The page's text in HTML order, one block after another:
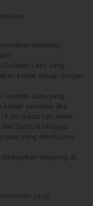
identitas,
ScanMe Labs yang
keluar sesuai dengan
ScanMe Labs yang
keluar sameday jika
(pada hari Senin -
Sabtu & Minggu)
obat yang dikonsumsi
langsung di